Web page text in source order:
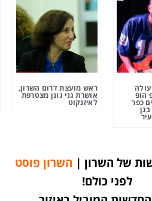
הופ
כפר
ראש מועצת דרום השרון,
אושרת גני גונן מצטרפת
לאיזנקוט
של השרון | השרון פוסט
לפני כולם!